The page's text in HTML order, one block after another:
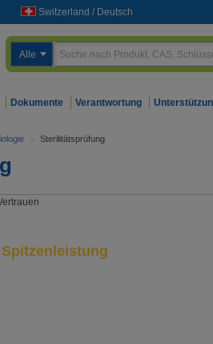
Switzerland / Deutsch
Alle
Dokumente Verantwortung
> Sterilitätsprüfung